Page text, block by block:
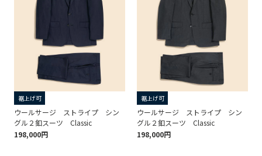
裾上げ可
ウールサージ ストライプ シン
グル２釦スーツ Classic
198,000円
裾上げ可
ウールサージ ストライプ シン
グル２釦スーツ Classic
198,000円